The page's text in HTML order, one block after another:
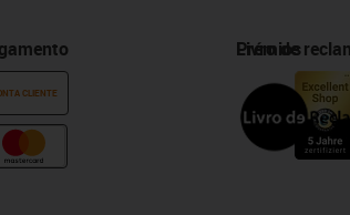
CLIENTE
Prémios
Livro de